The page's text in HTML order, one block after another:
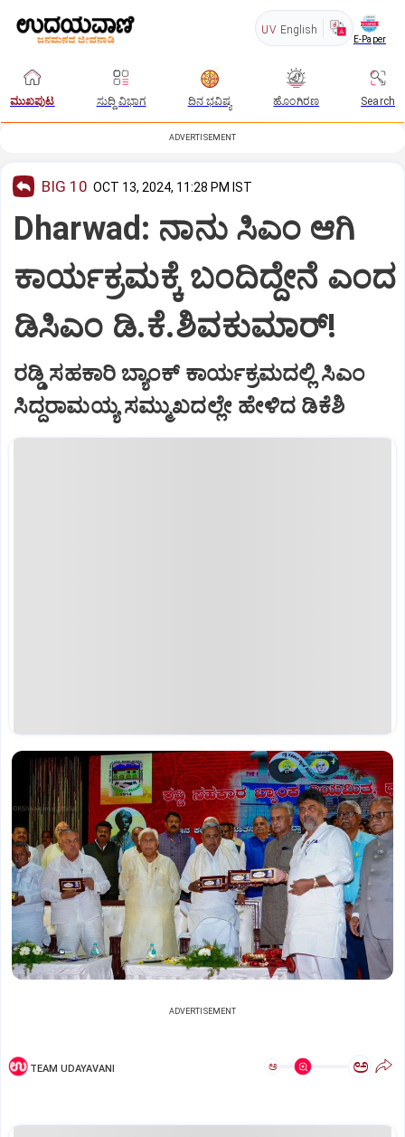
UV English
E-Paper
ಮುಖಪುಟ ಸುದ್ದಿ ವಿಭಾಗ ದಿನ ಭವಿಷ್ಯ ಹೊಂಗಿರಣ Search
ADVERTISEMENT
BIG 10 OCT 13, 2024, 11:28 PM IST
Dharwad: ನಾನು ಸಿಎಂ ಆಗಿ
ಕಾರ್ಯಕ್ರಮಕ್ಕೆ ಬಂದಿದ್ದೇನೆ ಎಂದ
ಡಿಸಿಎಂ ಡಿ.ಕೆ.ಶಿವಕುಮಾರ್‌!
ರಡ್ಡಿ ಸಹಕಾರಿ ಬ್ಯಾಂಕ್‌ ಕಾರ್ಯಕ್ರಮದಲ್ಲಿ ಸಿಎಂ
ಸಿದ್ದರಾಮಯ್ಯ ಸಮ್ಮುಖದಲ್ಲೇ ಹೇಳಿದ ಡಿಕೆಶಿ
ADVERTISEMENT
TEAM UDAYAVANI ಅ ಅ